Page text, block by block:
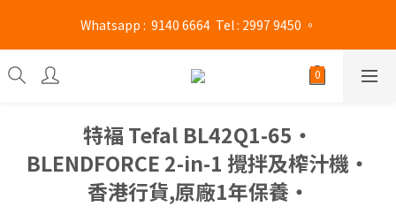
旺角門市營業時間 : (星期一至六 13:00 - 21:00 / 星期日及公眾假期
13:00 - 19:00)
Whatsapp :  9140 6664  Tel : 2997 9450 。
旺角門市營業時間 : (星期一至六 13:00 - 21:00 / 星期日及公眾假期
13:00 - 19:00)
特褔 Tefal BL42Q1-65‧
BLENDFORCE 2-in-1 攪拌及榨汁機‧
香港行貨,原廠1年保養‧